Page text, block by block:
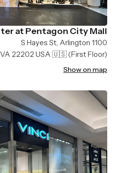
at Pentagon City Mall
1100 S Hayes St, Arlington
VA 22202 USA 🇺🇸(First Floor)
Show on map